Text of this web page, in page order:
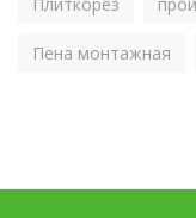
Плиткорез
Пена монтажная